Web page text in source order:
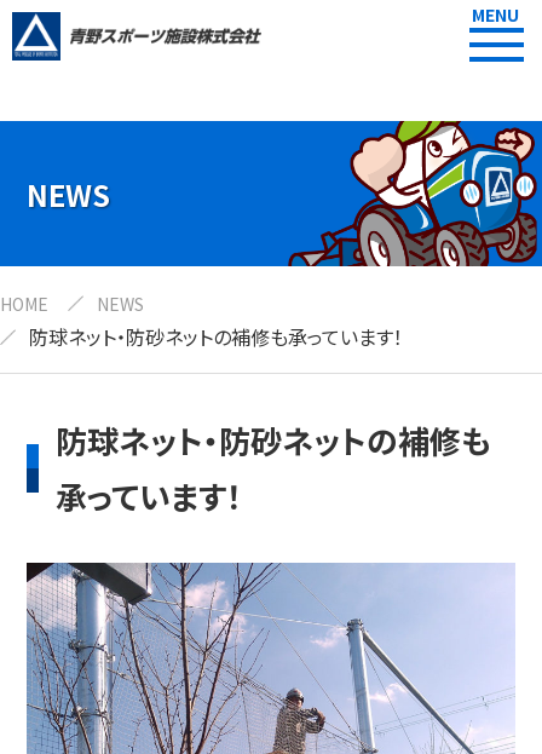
MENU
NEWS
HOME NEWS
防球ネット・防砂ネットの補修も承っています！
防球ネット・防砂ネットの補修も
承っています！